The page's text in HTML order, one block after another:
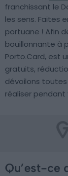
franchissant le
les sens. Faites
portuane ! Afin
bouillonnante à
Porto.Card, est
gratuits,
dévoilons
réaliser
Qu’est-ce